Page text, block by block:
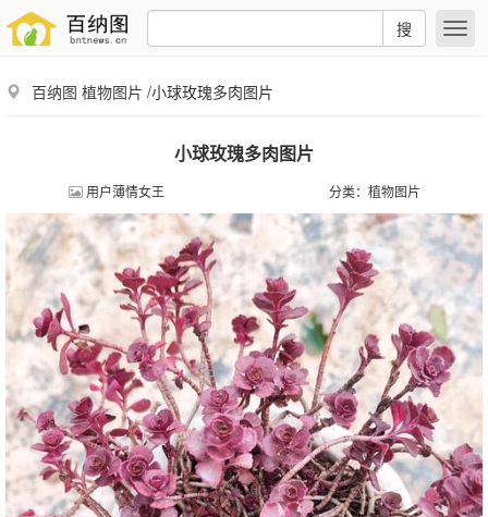
搜
百纳图 植物图片 /小球玫瑰多肉图片
小球玫瑰多肉图片
用户薄情女王 分类： 植物图片